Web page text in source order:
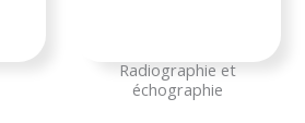
Radiographie et
échographie